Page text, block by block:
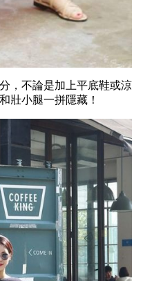
，不論是加上平底鞋或涼
壯小腿一拼隱藏！